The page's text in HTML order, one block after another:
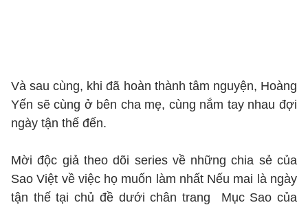
Và sau cùng, khi đã hoàn thành tâm nguyện, Hoàng
Yến sẽ cùng ở bên cha mẹ, cùng nắm tay nhau đợi
ngày tận thế đến.
Mời độc giả theo dõi series về những chia sẻ của
Sao Việt về việc họ muốn làm nhất Nếu mai là ngày
tận thế tại chủ đề dưới chân trang Mục Sao của